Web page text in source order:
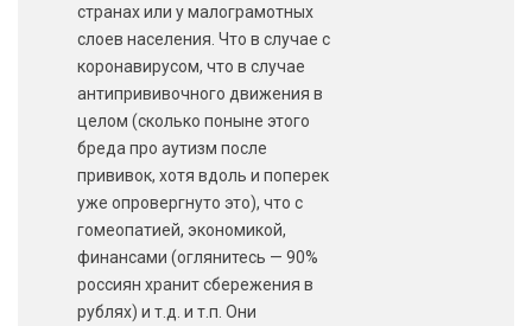
странах или у малограмотных
слоев населения. Что в случае с
коронавирусом, что в случае
антипрививочного движения в
целом (сколько поныне этого
бреда про аутизм после
прививок, хотя вдоль и поперек
уже опровергнуто это), что с
гомеопатией, экономикой,
финансами (оглянитесь — 90%
россиян хранит сбережения в
рублях) и т.д. и т.п. Они